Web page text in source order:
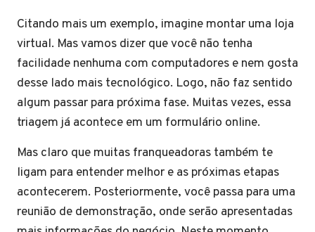
Citando mais um exemplo, imagine montar uma loja
virtual. Mas vamos dizer que você não tenha
facilidade nenhuma com computadores e nem gosta
desse lado mais tecnológico. Logo, não faz sentido
algum passar para próxima fase. Muitas vezes, essa
triagem já acontece em um formulário online.
Mas claro que muitas franqueadoras também te
ligam para entender melhor e as próximas etapas
acontecerem. Posteriormente, você passa para uma
reunião de demonstração, onde serão apresentadas